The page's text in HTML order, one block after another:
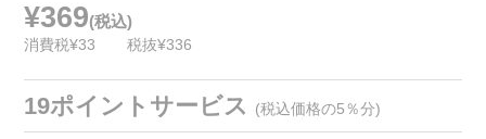
¥369(税込)
消費税¥33 税抜¥336
19ポイントサービス (税込価格の5％分)